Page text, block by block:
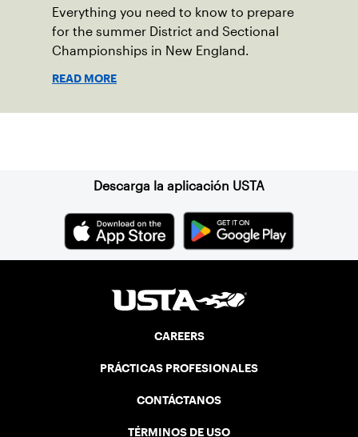
Everything you need to know to prepare
for the summer District and Sectional
Championships in New England.
READ MORE
Descarga la aplicación USTA
CAREERS
PRÁCTICAS PROFESIONALES
CONTÁCTANOS
TÉRMINOS DE USO